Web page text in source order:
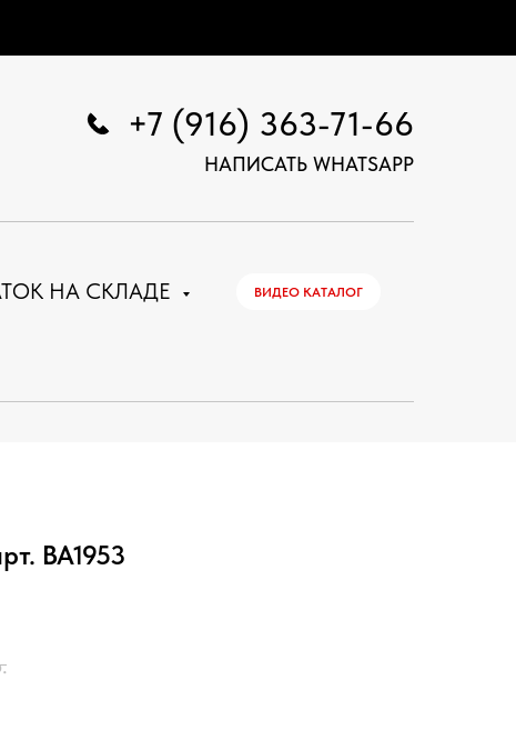
+7 (916) 363-71-66
НАПИСАТЬ WHATSAPP
НА СКЛАДЕ ВИДЕО КАТАЛОГ
BA1953